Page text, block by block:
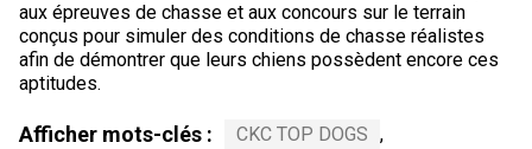
aux épreuves de chasse et aux concours sur le terrain
conçus pour simuler des conditions de chasse réalistes
afin de démontrer que leurs chiens possèdent encore ces
aptitudes.
Afficher mots-clés : CKC TOP DOGS ,